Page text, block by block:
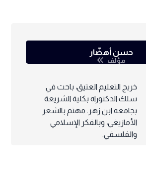
حسن أهضّار
مؤلف
خريج التعليم العتيق، باحث في
سلك الدكتوراه بكلية الشريعة
بجامعة ابن زهر. مهتم بالشعر
الأمازيغي، وبالفكر الإسلامي
والفلسفي.